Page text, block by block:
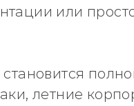
или
летние